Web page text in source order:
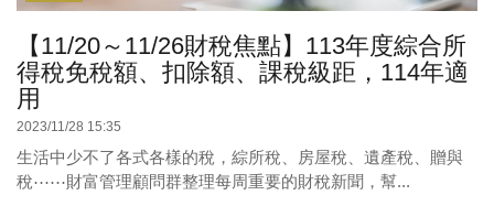
【11/20～11/26財稅焦點】113年度綜合所
得稅免稅額、扣除額、課稅級距，114年適
用
2023/11/28 15:35
生活中少不了各式各樣的稅，綜所稅、房屋稅、遺產稅、贈與
稅⋯⋯財富管理顧問群整理每周重要的財稅新聞，幫...